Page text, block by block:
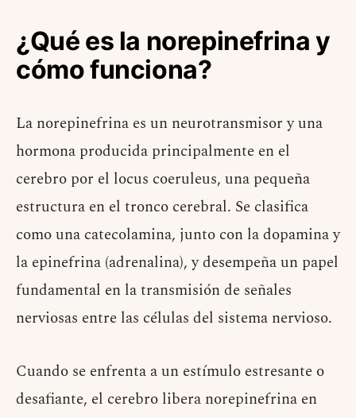
¿Qué es la norepinefrina y
cómo funciona?
La norepinefrina es un neurotransmisor y una
hormona producida principalmente en el
cerebro por el locus coeruleus, una pequeña
estructura en el tronco cerebral. Se clasifica
como una catecolamina, junto con la dopamina y
la epinefrina (adrenalina), y desempeña un papel
fundamental en la transmisión de señales
nerviosas entre las células del sistema nervioso.
Cuando se enfrenta a un estímulo estresante o
desafiante, el cerebro libera norepinefrina en